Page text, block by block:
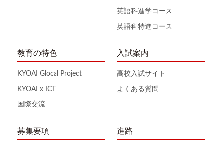
英語科進学コース
英語科特進コース
教育の特色
KYOAI Glocal Project
KYOAI x ICT
国際交流
入試案内
高校入試サイト
よくある質問
募集要項 進路